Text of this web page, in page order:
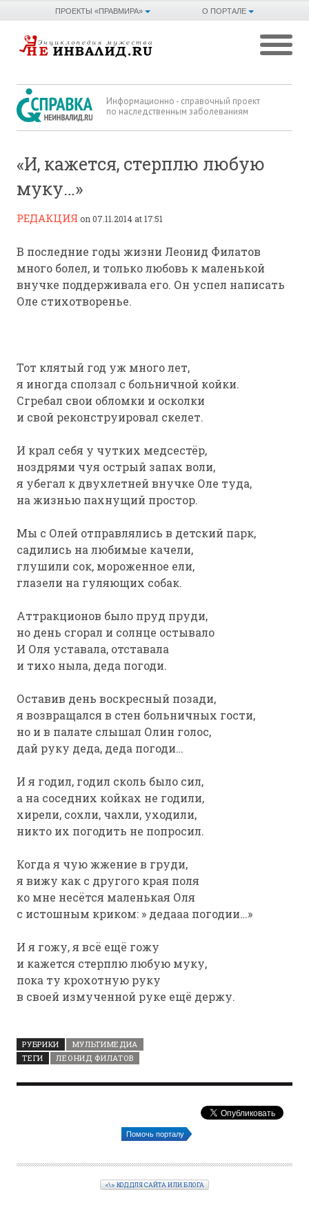
О ПОРТАЛЕ
ПРОЕКТЫ «ПРАВМИРА»
Информационно - справочный проект
по наследственным заболеваниям
«И, кажется, стерплю любую
муку…»
РЕДАКЦИЯ on 07.11.2014 at 17:51
В последние годы жизни Леонид Филатов
много болел, и только любовь к маленькой
внучке поддерживала его. Он успел написать
Оле стихотворенье.
Тот клятый год уж много лет,
я иногда сползал с больничной койки.
Сгребал свои обломки и осколки
и свой реконструировал скелет.
И крал себя у чутких медсестёр,
ноздрями чуя острый запах воли,
я убегал к двухлетней внучке Оле туда,
на жизнью пахнущий простор.
Мы с Олей отправлялись в детский парк,
садились на любимые качели,
глушили сок, мороженное ели,
глазели на гуляющих собак.
Аттракционов было пруд пруди,
но день сгорал и солнце остывало
И Оля уставала, отставала
и тихо ныла, деда погоди.
Оставив день воскресный позади,
я возвращался в стен больничных гости,
но и в палате слышал Олин голос,
дай руку деда, деда погоди…
И я годил, годил сколь было сил,
а на соседних койках не годили,
хирели, сохли, чахли, уходили,
никто их погодить не попросил.
Когда я чую жжение в груди,
я вижу как с другого края поля
ко мне несётся маленькая Оля
с истошным криком: » дедааа погодии…»
И я гожу, я всё ещё гожу
и кажется стерплю любую муку,
пока ту крохотную руку
в своей измученной руке ещё держу.
РУБРИКИ
МУЛЬТИМЕДИА
ТЕГИ
ЛЕОНИД ФИЛАТОВ
Помочь порталу
<\> КОД ДЛЯ САЙТА ИЛИ БЛОГА